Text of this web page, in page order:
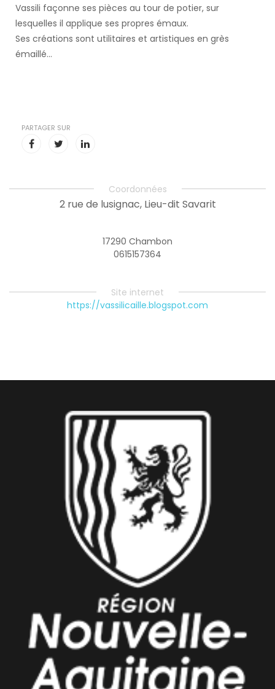
Coordonnées
2 rue de lusignac, Lieu-dit Savarit
17290 Chambon
0615157364
Site internet
https://vassilicaille.blogspot.com
Vassili façonne ses pièces au tour de potier, sur
lesquelles il applique ses propres émaux.
Ses créations sont utilitaires et artistiques en grès
émaillé…
PARTAGER SUR